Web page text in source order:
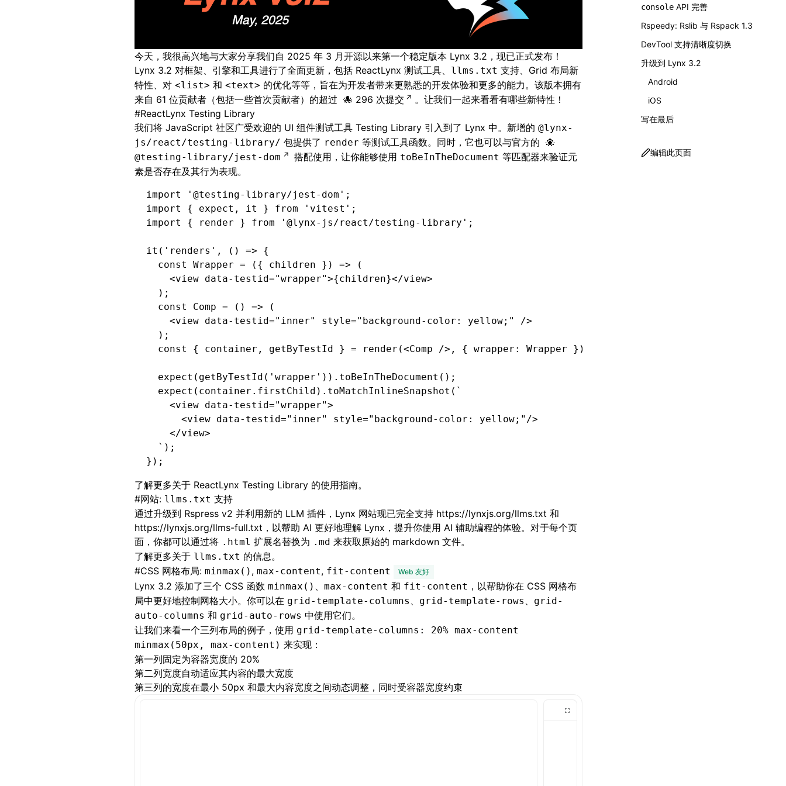
今天，我很高兴地与大家分享我们自 2025 年 3 月开源以来第一个稳定版本 Lynx 3.2，现已正式发布！
Lynx 3.2 对框架、引擎和工具进行了全面更新，包括 ReactLynx 测试工具、 llms.txt 支持、 Grid 布局新
特性、对 <list> 和 <text> 的优化等等，旨在为开发者带来更熟悉的开发体验和更多的能力。该版本拥有
来自 61 位贡献者（包括一些首次贡献者）的超过
296 次提交
。让我们一起来看看有哪些新特性！
#ReactLynx Testing Library
我们将 JavaScript 社区广受欢迎的 UI 组件测试工具 Testing Library 引入到了 Lynx 中。新增的 @lynx-
js/react/testing-library/ 包提供了 render 等测试工具函数。同时，它也可以与官方的
@testing-library/jest-dom 搭配使用，让你能够使用 toBeInTheDocument 等匹配器来验证元
素是否存在及其行为表现。
import '@testing-library/jest-dom' ;
import
{ expect , it } from 'vitest' ;
import
{ render } from '@lynx-js/react/testing-library' ;
it ( 'renders' , () => {
  const
Wrapper = ({ children }) => (
    <
view data-testid="wrapper">{children}</view>
  );
  const
Comp = () => (
    <
view data-testid="inner" style="background-color: yellow;"
/>
  );
  const
{ container , getByTestId } = render (<Comp /> , { wrapper : Wrapper });
  expect
( getByTestId ( 'wrapper' )) .toBeInTheDocument ();
  expect
( container .firstChild) .toMatchInlineSnapshot ( `
    <view data-testid="wrapper">
      <view data-testid="inner" style="background-color: yellow;"/>
    </view>
  `
);
});
了解更多关于 ReactLynx Testing Library 的使用指南。
#网站: llms.txt 支持
通过升级到 Rspress v2 并利用新的 LLM 插件 ，Lynx 网站现已完全支持 https://lynxjs.org/llms.txt 和
https://lynxjs.org/llms-full.txt ，以帮助 AI 更好地理解 Lynx，提升你使用 AI 辅助编程的体验。对于每个页
面，你都可以通过将 .html 扩展名替换为 .md 来获取原始的 markdown 文件。
了解更多关于 llms.txt 的信息。
#CSS 网格布局: minmax() , max-content, fit-content Web 友好
Lynx 3.2 添加了三个 CSS 函数 minmax() 、 max-content 和 fit-content ，以帮助你在 CSS 网格布
局中更好地控制网格大小。你可以在 grid-template-columns 、 grid-template-rows 、 grid-
auto-columns 和 grid-auto-rows 中使用它们。
让我们来看一个三列布局的例子，使用 grid-template-columns: 20% max-content
minmax(50px, max-content) 来实现：
第一列固定为容器宽度的 20%
第二列宽度自动适应其内容的最大宽度
第三列的宽度在最小 50px 和最大内容宽度之间动态调整，同时受容器宽度约束
console API 完善
Rspeedy: Rslib 与 Rspack 1.3
DevTool 支持清晰度切换
升级到 Lynx 3.2
Android
iOS
写在最后
编辑此页面